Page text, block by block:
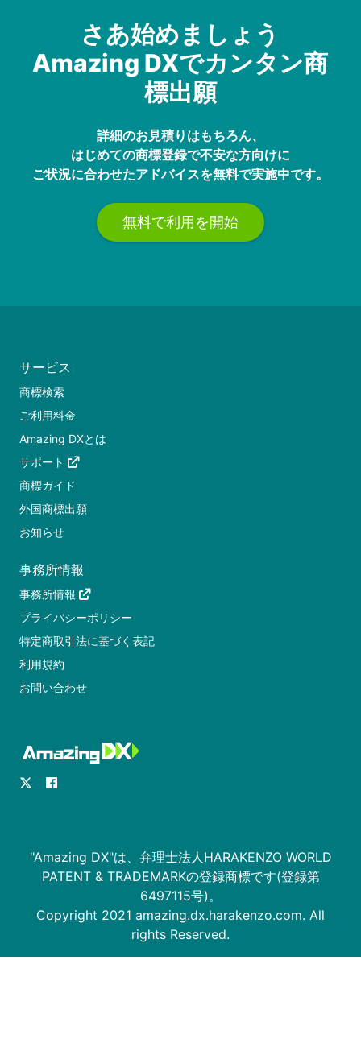
さあ始めましょう
Amazing DXでカンタン商
標出願
詳細のお見積りはもちろん、
はじめての商標登録で不安な方向けに
ご状況に合わせたアドバイスを無料で実施中です。
無料で利用を開始
サービス
商標検索
ご利用料金
Amazing DXとは
サポート
商標ガイド
外国商標出願
お知らせ
事務所情報
事務所情報
プライバシーポリシー
特定商取引法に基づく表記
利用規約
お問い合わせ
"Amazing DX"は、弁理士法人HARAKENZO WORLD
PATENT & TRADEMARKの登録商標です(登録第
6497115号)。
Copyright 2021 amazing.dx.harakenzo.com. All
rights Reserved.